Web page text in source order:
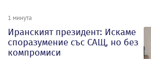
1 минута
Иранският президент: Искаме
споразумение със САЩ, но без
компромиси